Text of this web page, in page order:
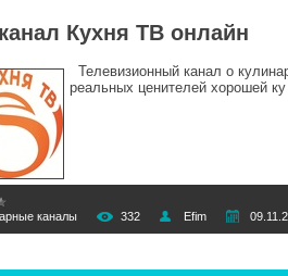
Кухня ТВ онлайн
Телевизионный канал о
реальных ценителей хорошей ку
каналы 332 Efim